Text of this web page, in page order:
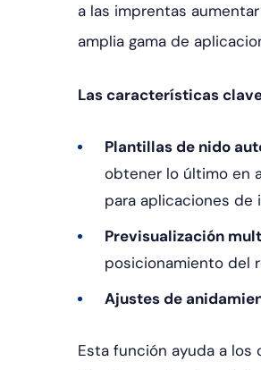
a las imprentas
amplia gama de
Las características
Plantillas de nido
obtener lo último en
para aplicaciones de
Previsualización
posicionamiento del
Ajustes de
Esta función ayuda a